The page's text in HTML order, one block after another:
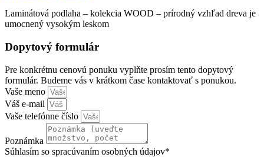
Laminátová podlaha – kolekcia WOOD – prírodný vzhľad dreva je
umocnený vysokým leskom
Dopytový formulár
Pre konkrétnu cenovú ponuku vyplňte prosím tento dopytový
formulár. Budeme vás v krátkom čase kontaktovať s ponukou.
Vaše meno
Váš e-mail
Vaše telefónne číslo
Poznámka
Súhlasím so spracúvaním osobných údajov*